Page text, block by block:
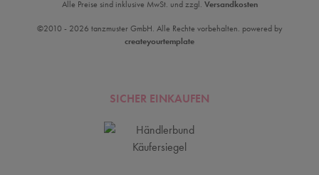
Alle Preise sind inklusive MwSt. und zzgl. Versandkosten
©2010 - 2026 tanzmuster GmbH. Alle Rechte vorbehalten. powered by
createyourtemplate
SICHER EINKAUFEN